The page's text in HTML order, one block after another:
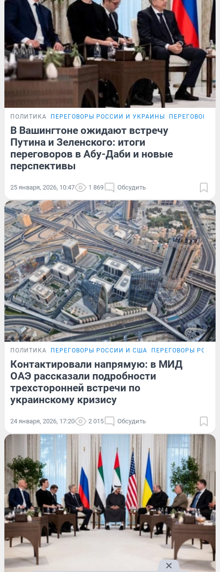
ПОЛИТИКА ПЕРЕГОВОРЫ РОССИИ И УКРАИНЫ ПЕРЕГОВОРЫ
В Вашингтоне ожидают встречу
Путина и Зеленского: итоги
переговоров в Абу-Даби и новые
перспективы
25 января, 2026, 10:47 1 869 Обсудить
ПОЛИТИКА ПЕРЕГОВОРЫ РОССИИ И США ПЕРЕГОВОРЫ
Контактировали напрямую: в МИД
ОАЭ рассказали подробности
трехсторонней встречи по
украинскому кризису
24 января, 2026, 17:20 2 015 Обсудить